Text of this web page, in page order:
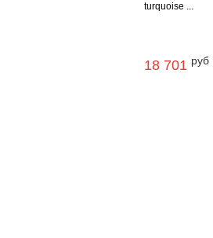
turquoise ...
18 701 руб